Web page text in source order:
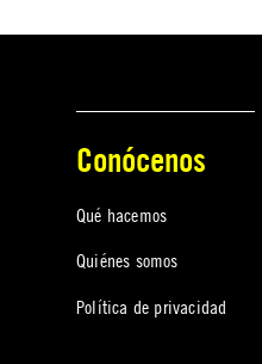
Conócenos
Qué hacemos
Quiénes somos
Política de privacidad